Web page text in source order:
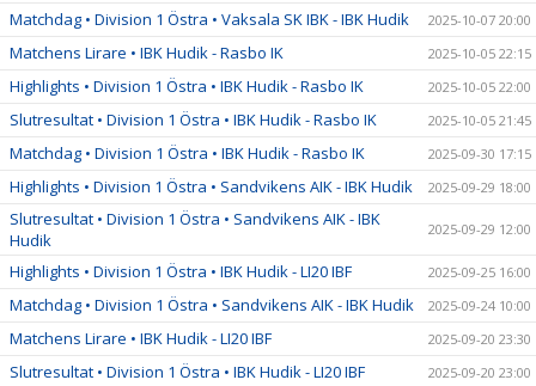
Matchdag • Division 1 Östra • Vaksala SK IBK - IBK Hudik 2025-10-07 20:00
Matchens Lirare • IBK Hudik - Rasbo IK 2025-10-05 22:15
Highlights • Division 1 Östra • IBK Hudik - Rasbo IK 2025-10-05 22:00
Slutresultat • Division 1 Östra • IBK Hudik - Rasbo IK 2025-10-05 21:45
Matchdag • Division 1 Östra • IBK Hudik - Rasbo IK 2025-09-30 17:15
Highlights • Division 1 Östra • Sandvikens AIK - IBK Hudik 2025-09-29 18:00
Slutresultat • Division 1 Östra • Sandvikens AIK - IBK
Hudik
2025-09-29 12:00
Highlights • Division 1 Östra • IBK Hudik - LI20 IBF 2025-09-25 16:00
Matchdag • Division 1 Östra • Sandvikens AIK - IBK Hudik 2025-09-24 10:00
Matchens Lirare • IBK Hudik - LI20 IBF 2025-09-20 23:30
Slutresultat • Division 1 Östra • IBK Hudik - LI20 IBF 2025-09-20 23:00